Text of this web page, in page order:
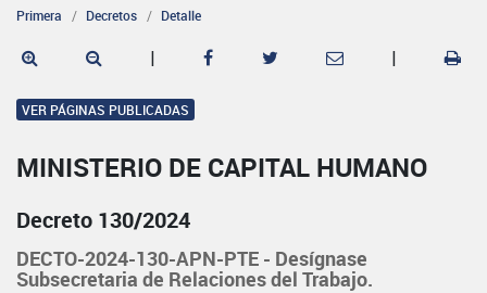
Primera Decretos Detalle
| |
VER PÁGINAS PUBLICADAS
MINISTERIO DE CAPITAL HUMANO
Decreto 130/2024
DECTO-2024-130-APN-PTE - Desígnase
Subsecretaria de Relaciones del Trabajo.